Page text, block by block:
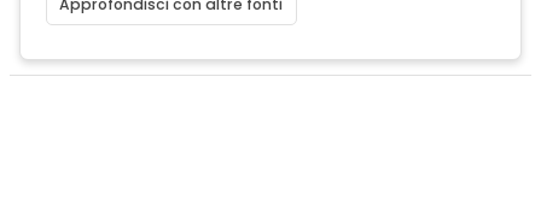
Approfondisci con altre fonti